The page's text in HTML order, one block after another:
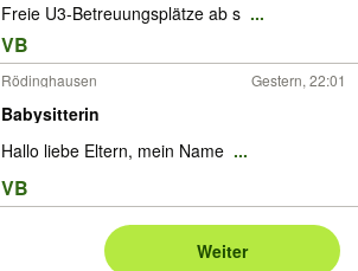
Freie U3-Betreuungsplätze ab s ...
VB
Rödinghausen Gestern, 22:01
Babysitterin
Hallo liebe Eltern, mein Name ...
VB
Weiter